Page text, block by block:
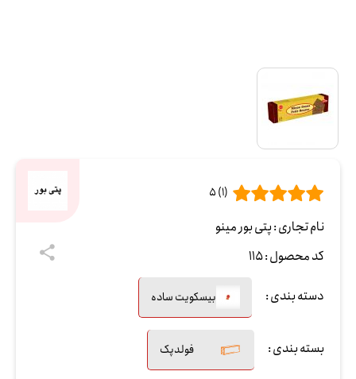
(1) 5
نام تجاری :پتی بور مینو
کد محصول :115
دسته بندی : بیسکویت ساده
بسته بندی : فولدپک